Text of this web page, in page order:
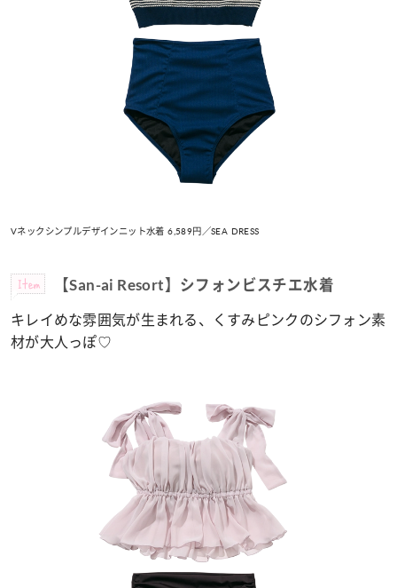
Vネックシンプルデザインニット水着 6,589円／SEA DRESS
Item 【San-ai Resort】シフォンビスチエ水着
キレイめな雰囲気が生まれる、くすみピンクのシフォン素
材が大人っぽ♡